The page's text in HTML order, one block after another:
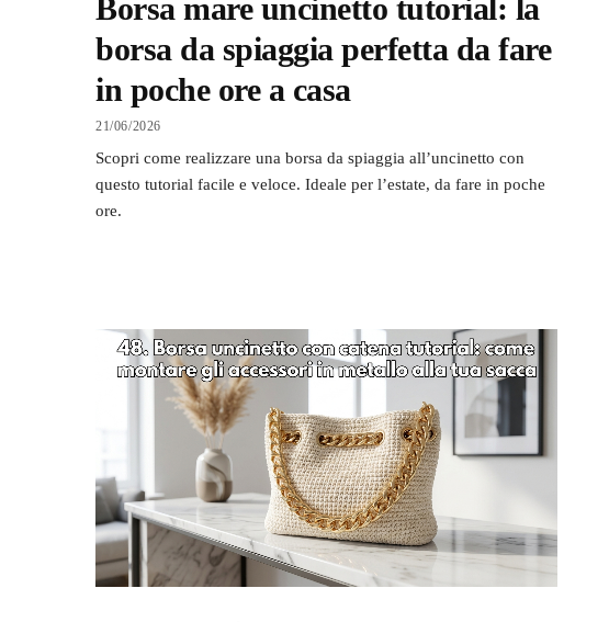
Borsa mare uncinetto tutorial: la
borsa da spiaggia perfetta da fare
in poche ore a casa
21/06/2026
Scopri come realizzare una borsa da spiaggia all’uncinetto con
questo tutorial facile e veloce. Ideale per l’estate, da fare in poche
ore.